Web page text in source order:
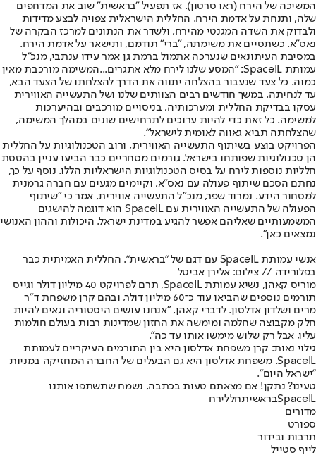
המשיכה של הירח (ראו סרטון). אז תפעיל "בראשית" שוב את המדחפים
שלה, ותנחת על אדמת הירח. החללית הישראלית צפויה לבצע מדידות
ולבדוק את השדה המגנטי מהירח, ולשדר את הנתונים למרכז הבקרה של
נאס"א. כשתסיים את משימתה, "ברי" תודמם, ותישאר על אדמת הירח.
במסיבת העיתונאים שנערכה אתמול ברמת גן אמר עידו ענתבי, מנכ"ל
עמותת SpaceIL: "המסע שלנו לירח מלא אתגרים...המשימה מורכבת מאין
כמוה. כל צעד שנעבור בהצלחה יתווה את הדרך להצלחתו של הצעד הבא,
עד לנחיתה. במשך חודשים רבים הצוותים שלנו ושל התעשייה האווירית
עסקו בבדיקת החללית ומערכותיה, בניסויים מורכבים ובהיערכות
למשימה. כל זאת כדי להיות ערוכים לתרחישים שונים במהלך המשימה,
שהצלחתה תביא גאווה לאומית לישראל".
הפרויקט בוצע בשיתוף התעשייה האווירית, ורוב הטכנולוגיות על החללית
הן טכנולוגיות שפותחו בישראל. גורמים מסחריים כבר הביעו עניין בהטסת
חלליות נוספות לירח על בסיס הטכנולוגיות הישראליות הללו. נוסף על כך,
נחתם הסכם שיתוף פעולה עם נאס"א, וקיימים מגעים עם חברה גרמנית
למסחור הידע. נמרוד שפר, מנכ"ל התעשייה אווירית, אמר כי "שיתוף
הפעולה של התעשייה האווירית עם SpaceIL הוא דוגמה להישגים
המשמעותיים שאליהם אפשר להגיע במדינת ישראל. היכולות וההון האנושי
נמצאים כאן".
אנשי עמותת SpaceIL עם דגם של "בראשית". החללית האמיתית כבר
בפלורידה // צילום: אלירן אביטל
מוריס קאהן, נשיא עמותת SpaceIL, תרם לפרויקט 40 מיליון דולר וגייס
תורמים נוספים שהביאו עוד כ־60 מיליון דולר, ובהם קרן משפחת ד"ר
מרים ושלדון אדלסון. לדברי קאהן, "אנחנו עושים היסטוריה וגאים להיות
חלק מקבוצה שחלמה ומימשה את החזון שמדינות רבות בעולם חולמות
עליו, אבל רק שלוש מימשו אותו עד כה".
גילוי נאות: קרן משפחת אדלסון היא בין התורמים העיקריים לעמותת
SpaceIL. משפחת אדלסון היא גם הבעלים של החברה המחזיקה במניות
"ישראל היום".
טעינו? נתקן! אם מצאתם טעות בכתבה, נשמח שתשתפו אותנו
SpaceILבראשיתחללירח
מדורים
ספורט
תרבות ובידור
לייף סטייל